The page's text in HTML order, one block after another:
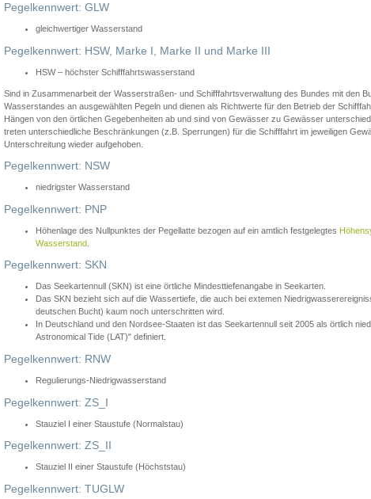
Pegelkennwert: GLW
gleichwertiger Wasserstand
Pegelkennwert: HSW, Marke I, Marke II und Marke III
HSW – höchster Schifffahrtswasserstand
Sind in Zusammenarbeit der Wasserstraßen- und Schifffahrtsverwaltung des Bundes mit den
Wasserstandes an ausgewählten Pegeln und dienen als Richtwerte für den Betrieb der
Hängen von den örtlichen Gegebenheiten ab und sind von Gewässer zu Gewässer
treten unterschiedliche Beschränkungen (z.B. Sperrungen) für die Schifffahrt im jeweiligen
Unterschreitung wieder aufgehoben.
Pegelkennwert: NSW
niedrigster Wasserstand
Pegelkennwert: PNP
Höhenlage des Nullpunktes der Pegellatte bezogen auf ein amtlich festgelegtes
Wasserstand
Pegelkennwert: SKN
Das Seekartennull (SKN) ist eine örtliche Mindesttiefenangabe in Seekarten.
Das SKN bezieht sich auf die Wassertiefe, die auch bei extemen
deutschen Bucht) kaum noch unterschritten wird.
In Deutschland und den Nordsee-Staaten ist das Seekartennull seit 2005 als örtlich
Astronomical Tide (LAT)" definiert.
Pegelkennwert: RNW
Regulierungs-Niedrigwasserstand
Pegelkennwert: ZS_I
Stauziel I einer Staustufe (Normalstau)
Pegelkennwert: ZS_II
Stauziel II einer Staustufe (Höchststau)
Pegelkennwert: TUGLW